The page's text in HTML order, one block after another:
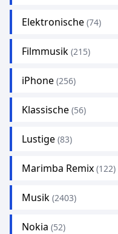
Elektronische (74)
Filmmusik (215)
iPhone (256)
Klassische (56)
Lustige (83)
Marimba Remix (122)
Musik (2403)
Nokia (52)